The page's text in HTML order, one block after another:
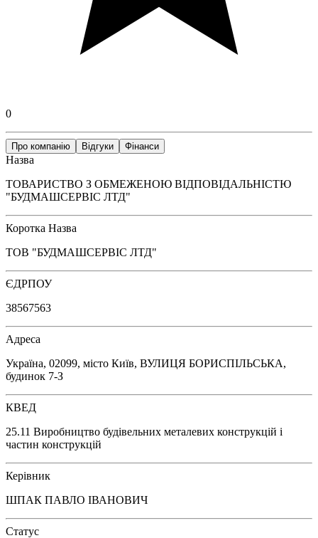
0
Про компанію Відгуки Фінанси
Назва
ТОВАРИСТВО З ОБМЕЖЕНОЮ ВІДПОВІДАЛЬНІСТЮ
"БУДМАШСЕРВІС ЛТД"
Коротка Назва
ТОВ "БУДМАШСЕРВІС ЛТД"
ЄДРПОУ
38567563
Адреса
Україна, 02099, місто Київ, ВУЛИЦЯ БОРИСПІЛЬСЬКА,
будинок 7-З
КВЕД
25.11 Виробництво будівельних металевих конструкцій і
частин конструкцій
Керівник
ШПАК ПАВЛО ІВАНОВИЧ
Статус